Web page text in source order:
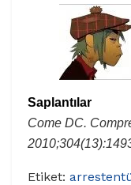
Saplantılar
Come DC.
Etiket: arrest